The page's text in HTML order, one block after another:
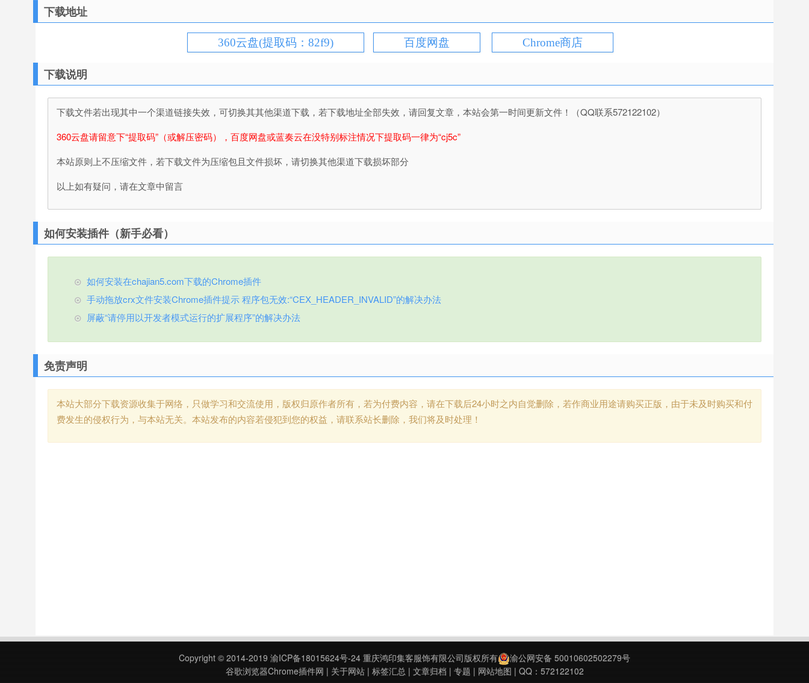
下载地址
360云盘(提取码：82f9) 百度网盘 Chrome商店
下载说明
下载文件若出现其中一个渠道链接失效，可切换其其他渠道下载，若下载地址全部失效，请回复文章，本站会第一时间更新文件！（QQ联系572122102）
360云盘请留意下“提取码”（或解压密码），百度网盘或蓝奏云在没特别标注情况下提取码一律为“cj5c”
本站原则上不压缩文件，若下载文件为压缩包且文件损坏，请切换其他渠道下载损坏部分
以上如有疑问，请在文章中留言
如何安装插件（新手必看）
如何安装在chajian5.com下载的Chrome插件
手动拖放crx文件安装Chrome插件提示 程序包无效:“CEX_HEADER_INVALID”的解决办法
屏蔽“请停用以开发者模式运行的扩展程序”的解决办法
免责声明
本站大部分下载资源收集于网络，只做学习和交流使用，版权归原作者所有，若为付费内容，请在下载后24小时之内自觉删除，若作商业用途请购买正版，由于未及时购买和付
费发生的侵权行为，与本站无关。本站发布的内容若侵犯到您的权益，请联系站长删除，我们将及时处理！
Copyright © 2014-2019 渝ICP备18015624号-24 重庆鸿印集客服饰有限公司版权所有
渝公网安备 50010602502279号
谷歌浏览器Chrome插件网 | 关于网站| 标签汇总| 文章归档 | 专题 | 网站地图 | QQ：572122102